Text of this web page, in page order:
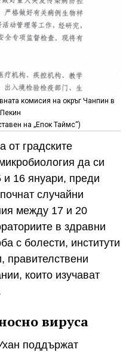
комисия на окръг Чанпин в
на „Епок Таймс“)
от градските
да си
и 16 януари, преди
случайни
между 17 и 20
в здравни
с болести, институти
правителствени
които изучават
вируса
поддържат